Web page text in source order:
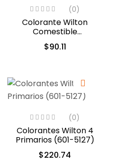
(0)
Colorante Wilton
Comestible
Turquesa/Verde
Azulado 28.3gr. (04-0-
$90.11
(0)
Colorantes Wilton 4
Primarios (601-5127)
$220.74